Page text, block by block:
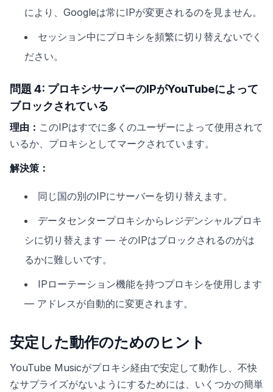
により、Googleは常にIPが変更されるのを見ません。
セッション中にプロキシを頻繁に切り替えないでく
ださい。
問題 4: プロキシサーバーのIPがYouTubeによって
ブロックされている
理由： このIPはすでに多くのユーザーによって使用されて
いるか、プロキシとしてマークされています。
解決策：
同じ国の別のIPにサーバーを切り替えます。
データセンタープロキシからレジデンシャルプロキ
シに切り替えます — そのIPはブロックされるのがは
るかに難しいです。
IPローテーション機能を持つプロキシを使用します
— アドレスが自動的に変更されます。
安定した動作のためのヒント
YouTube Musicがプロキシ経由で安定して動作し、不快
なサプライズがないようにするためには、いくつかの簡単